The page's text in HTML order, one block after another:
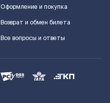
Оформление и покупка
Возврат и обмен билета
Все вопросы и ответы